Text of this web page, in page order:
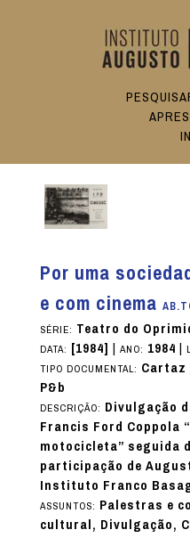
Por uma
e com cinema
SÉRIE: Teatro do
DATA: [1984] | ANO: 1984|
TIPO DOCUMENTAL: Cartaz
P&b
DESCRIÇÃO: Divulgação
Francis Ford Coppola
motocicleta” seguida
participação de
Instituto Franco
ASSUNTOS: Palestras e
cultural, Divulgação,